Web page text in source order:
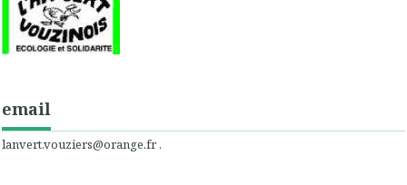
email
lanvert.vouziers@orange.fr .